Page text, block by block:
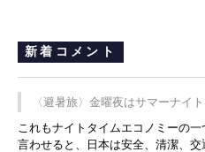
新着コメント
〈避暑旅〉金曜夜はサマーナイ
これもナイトタイムエコノミーの
言わせると、日本は安全、清潔、